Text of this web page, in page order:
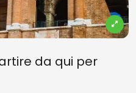
da qui per